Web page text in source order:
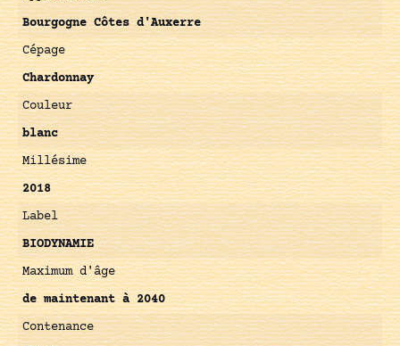
Bourgogne Côtes d'Auxerre
Cépage
Chardonnay
Couleur
blanc
Millésime
2018
Label
BIODYNAMIE
Maximum d'âge
de maintenant à 2040
Contenance